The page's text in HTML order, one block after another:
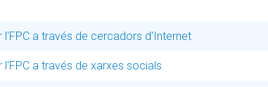
a través de cercadors d'Internet
a través de xarxes socials